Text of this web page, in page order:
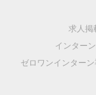
求人掲
インター
ゼロワンインターン